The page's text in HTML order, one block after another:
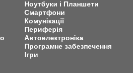
Ноутбуки і Планшети
Смартфони
Комунікації
Периферія
Автоелектроніка
Програмне забезпечення
Ігри